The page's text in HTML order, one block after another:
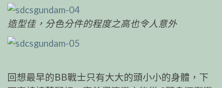
造型佳，分色分件的程度之高也令人意外
回想最早的BB戰士只有大大的頭小小的身體，下